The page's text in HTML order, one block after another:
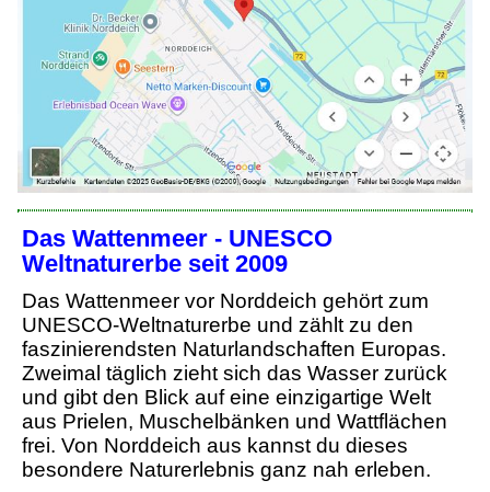
Das Wattenmeer - UNESCO
Weltnaturerbe seit 2009
Das Wattenmeer vor Norddeich gehört zum
UNESCO-Weltnaturerbe und zählt zu den
faszinierendsten Naturlandschaften Europas.
Zweimal täglich zieht sich das Wasser zurück
und gibt den Blick auf eine einzigartige Welt
aus Prielen, Muschelbänken und Wattflächen
frei. Von Norddeich aus kannst du dieses
besondere Naturerlebnis ganz nah erleben.